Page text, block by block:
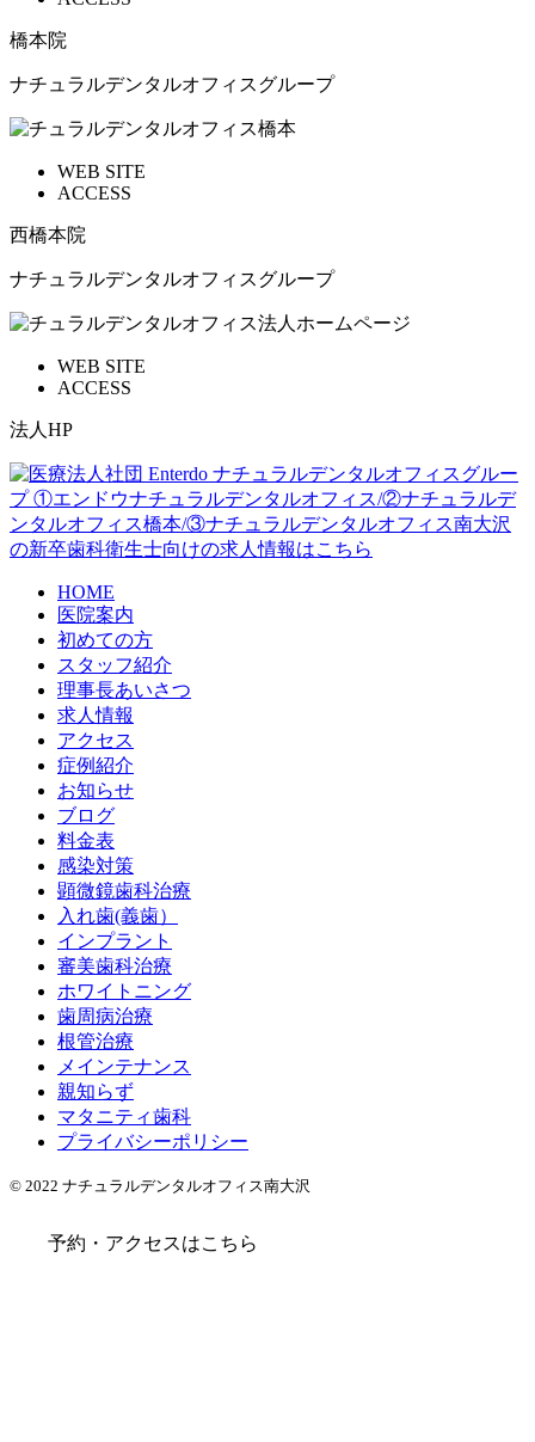
橋本院
ナチュラルデンタルオフィスグループ
WEB SITE
ACCESS
西橋本院
ナチュラルデンタルオフィスグループ
WEB SITE
ACCESS
法人HP
HOME
医院案内
初めての方
スタッフ紹介
理事長あいさつ
求人情報
アクセス
症例紹介
お知らせ
ブログ
料金表
感染対策
顕微鏡歯科治療
入れ歯(義歯）
インプラント
審美歯科治療
ホワイトニング
歯周病治療
根管治療
メインテナンス
親知らず
マタニティ歯科
プライバシーポリシー
© 2022 ナチュラルデンタルオフィス南大沢
予約・アクセスはこちら